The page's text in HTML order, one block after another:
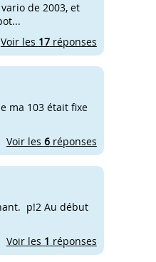
de 2003, et
Voir les 17réponses
ma 103 était fixe
Voir les 6réponses
p!2 Au début
Voir les 1 réponses